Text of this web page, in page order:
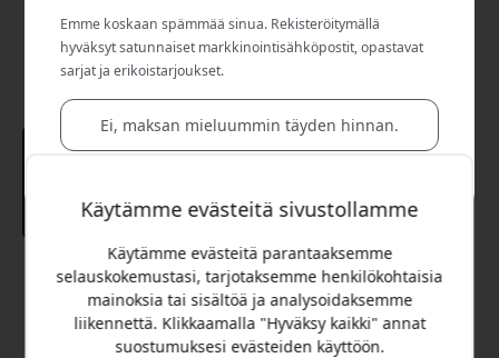
Suositeltava hinta
19.99 EUR
Käytämme evästeitä sivustollamme
Käytämme evästeitä parantaaksemme
selauskokemustasi, tarjotaksemme henkilökohtaisia
mainoksia tai sisältöä ja analysoidaksemme
liikennettä. Klikkaamalla "Hyväksy kaikki" annat
suostumuksesi evästeiden käyttöön.
Emme koskaan spämmää sinua. Rekisteröitymällä
hyväksyt satunnaiset markkinointisähköpostit, opastavat
sarjat ja erikoistarjoukset.
Ei, maksan mieluummin täyden hinnan.